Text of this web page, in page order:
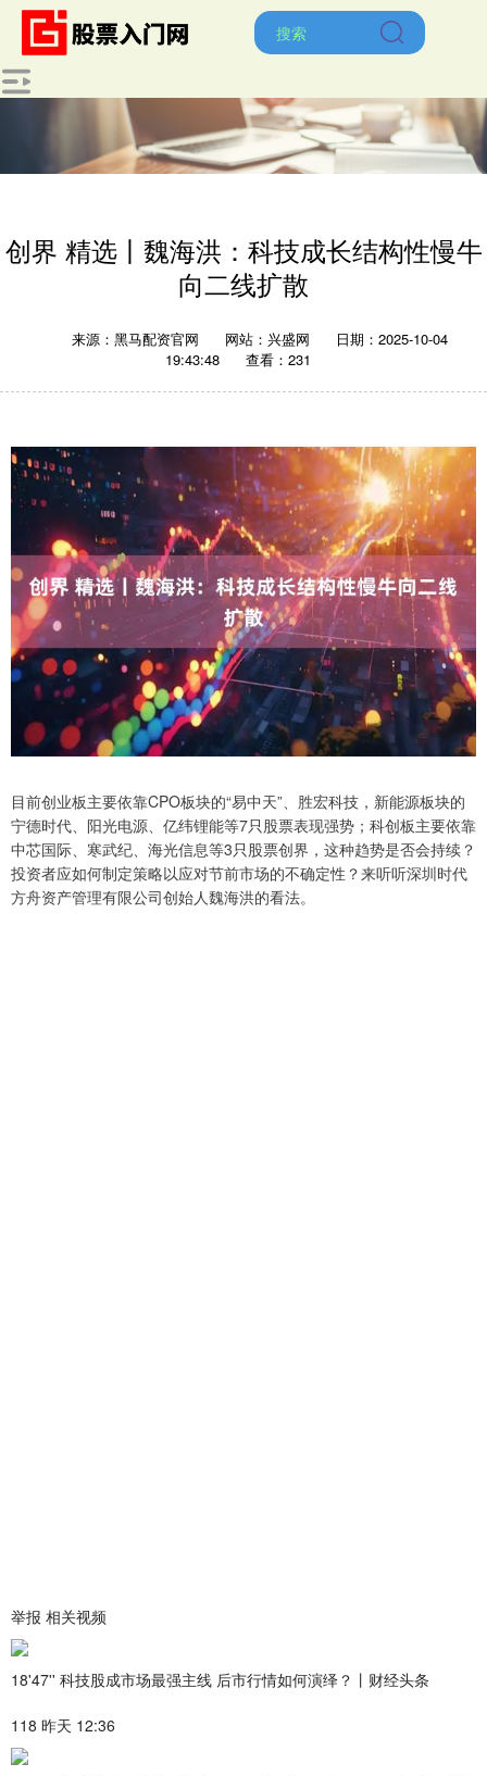
创界 精选丨魏海洪：科技成长结构性慢牛
向二线扩散
来源：黑马配资官网 网站：兴盛网
日期：2025-10-04
19:43:48
查看：231
目前创业板主要依靠CPO板块的“易中天”、胜宏科技，新能源板块的
宁德时代、阳光电源、亿纬锂能等7只股票表现强势；科创板主要依靠
中芯国际、寒武纪、海光信息等3只股票创界，这种趋势是否会持续？
投资者应如何制定策略以应对节前市场的不确定性？来听听深圳时代
方舟资产管理有限公司创始人魏海洪的看法。
举报 相关视频
18'47'' 科技股成市场最强主线 后市行情如何演绎？丨财经头条
118 昨天 12:36